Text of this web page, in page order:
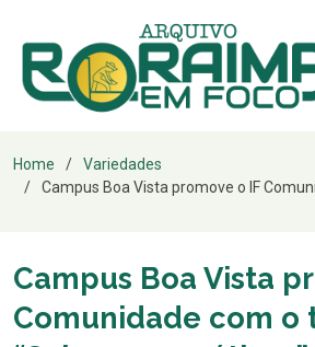
Home
Variedades
Campus Boa Vista promove o IF
Campus Boa Vista
Comunidade com o